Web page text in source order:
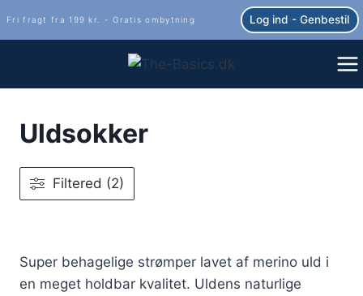
Fri fragt fra 199 kr. - Gratis ombytning Log ind - Genbestil
Uldsokker
Filtered (2)
Super behagelige strømper lavet af merino uld i
en meget holdbar kvalitet. Uldens naturlige